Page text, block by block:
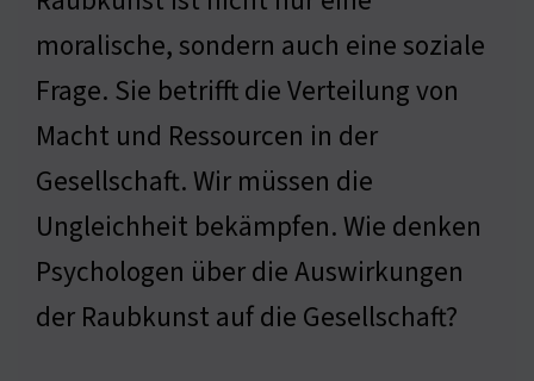
moralische, sondern auch eine soziale
Frage. Sie betrifft die Verteilung von
Macht und Ressourcen in der
Gesellschaft. Wir müssen die
Ungleichheit bekämpfen. Wie denken
Psychologen über die Auswirkungen
der Raubkunst auf die Gesellschaft?